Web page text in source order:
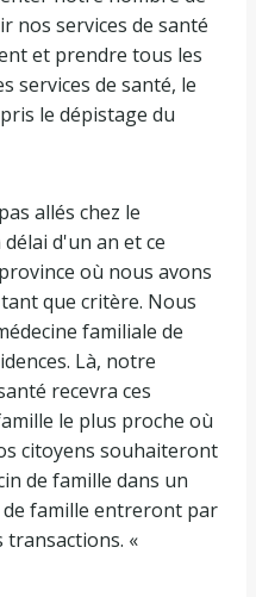
nos services de santé
et prendre tous les
services de santé, le
le dépistage du
allés chez le
d'un an et ce
où nous avons
que critère. Nous
familiale de
Là, notre
recevra ces
le plus proche où
citoyens souhaiteront
de famille dans un
de famille entreront par
transactions. «